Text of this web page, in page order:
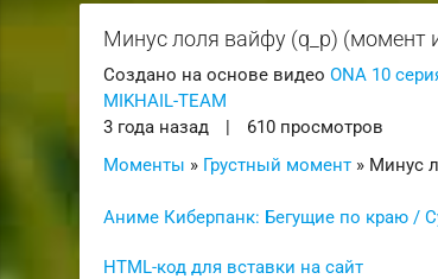
Минус лоля вайфу (q_p) (момент
Создано на основе видеоONA 10
MIKHAIL-TEAM
3 года назад
|
610 просмотров
Моменты » Грустный момент » Минус
Аниме Киберпанк: Бегущие по краю /
HTML-код для вставки на сайт